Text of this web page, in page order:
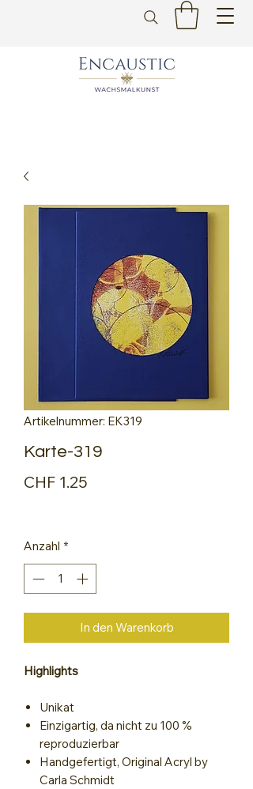
Artikelnummer: EK319
Karte-319
CHF 1.25
Anzahl *
In den Warenkorb
Highlights
Unikat
Einzigartig, da nicht zu 100 %
reproduzierbar
Handgefertigt, Original Acryl by
Carla Schmidt